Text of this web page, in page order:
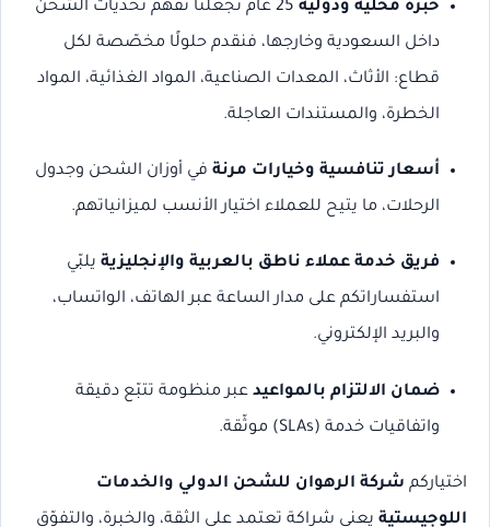
خبرة محلية ودولية
25 عام تجعلنا نفهم تحديات الشحن
داخل السعودية وخارجها، فنقدم حلولًا مخصّصة لكل
قطاع: الأثاث، المعدات الصناعية، المواد الغذائية، المواد
الخطرة، والمستندات العاجلة.
أسعار تنافسية وخيارات مرنةفي أوزان الشحن وجدول
الرحلات، ما يتيح للعملاء اختيار الأنسب لميزانياتهم.
فريق خدمة عملاء ناطق بالعربية والإنجليزيةيلبّي
استفساراتكم على مدار الساعة عبر الهاتف، الواتساب،
والبريد الإلكتروني.
ضمان الالتزام بالمواعيدعبر منظومة تتبّع دقيقة
واتفاقيات خدمة (SLAs) موثّقة.
اختياركم شركة الرهوان للشحن الدولي والخدمات
اللوجيستية يعني شراكة تعتمد على الثقة، والخبرة، والتفوّق